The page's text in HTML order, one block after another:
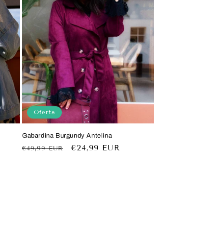
Oferta
Gabardina Burgundy Antelina
Precio
€49,99 EUR
Precio
€24,99 EUR